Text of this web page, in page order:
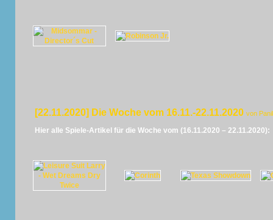
[22.11.2020] Die Woche vom 16.11.-22.11.2020 von
Hier alle Spiele-Artikel für die Woche vom (16.11.2020 – 22.11.2020):